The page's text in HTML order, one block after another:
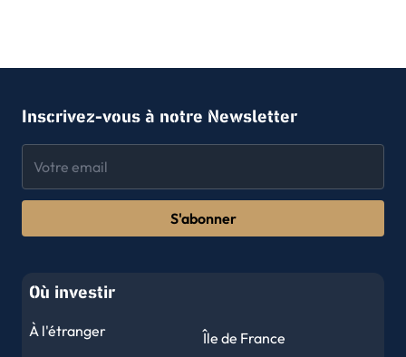
Inscrivez-vous à notre Newsletter
S'abonner
Où investir
À l'étranger
Île de France